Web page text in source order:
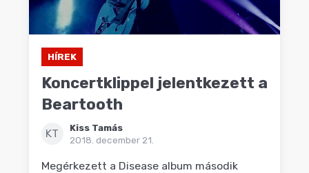
HÍREK
Koncertklippel jelentkezett a
Beartooth
KT
Kiss Tamás
2018. december 21.
Megérkezett a Disease album második